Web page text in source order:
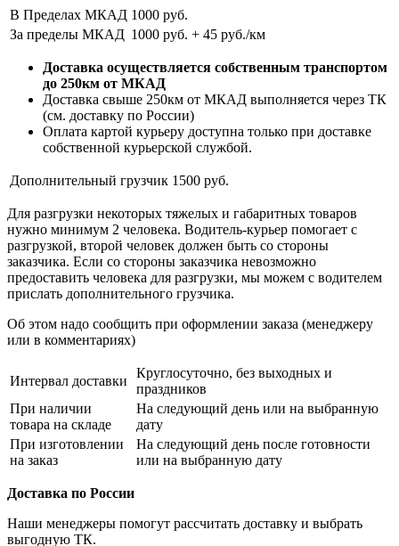
В Пределах МКАД 1000 руб.
За пределы МКАД 1000 руб. + 45 руб./км
Доставка осуществляется собственным транспортом
до 250км от МКАД
Доставка свыше 250км от МКАД выполняется через ТК
(см. доставку по России)
Оплата картой курьеру доступна только при доставке
собственной курьерской службой.
Дополнительный грузчик 1500 руб.
Для разгрузки некоторых тяжелых и габаритных товаров
нужно минимум 2 человека. Водитель-курьер помогает с
разгрузкой, второй человек должен быть со стороны
заказчика. Если со стороны заказчика невозможно
предоставить человека для разгрузки, мы можем с водителем
прислать дополнительного грузчика.
Об этом надо сообщить при оформлении заказа (менеджеру
или в комментариях)
Интервал доставки
Круглосуточно, без выходных и
праздников
При наличии
товара на складе
На следующий день или на выбранную
дату
При изготовлении
на заказ
На следующий день после готовности
или на выбранную дату
Доставка по России
Наши менеджеры помогут рассчитать доставку и выбрать
выгодную ТК.